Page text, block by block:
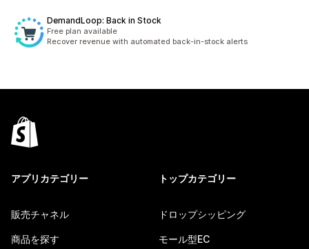
DemandLoop: Back in Stock
Free plan available
Recover revenue with automated back-in-stock alerts
アプリカテゴリー
販売チャネル
商品を探す
トップカテゴリー
ドロップシッピング
モール型EC